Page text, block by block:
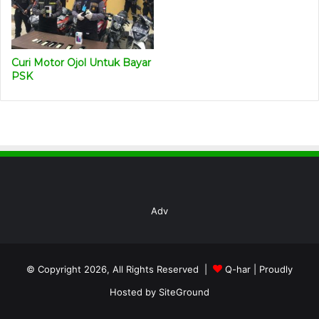
Curi Motor Ojol Untuk Bayar
PSK
Adv
© Copyright 2026, All Rights Reserved | Q-har | Proudly
Hosted by SiteGround